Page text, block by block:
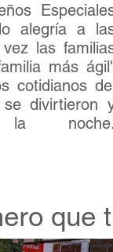
alegría a
las
más
cotidianos
divirtieron
la
que